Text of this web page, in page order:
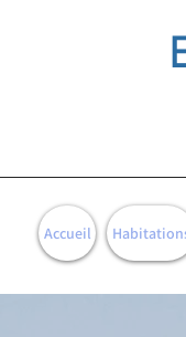
Accueil